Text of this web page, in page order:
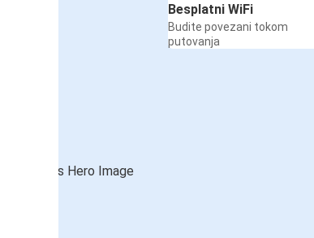
Besplatni WiFi
Budite povezani tokom
putovanja